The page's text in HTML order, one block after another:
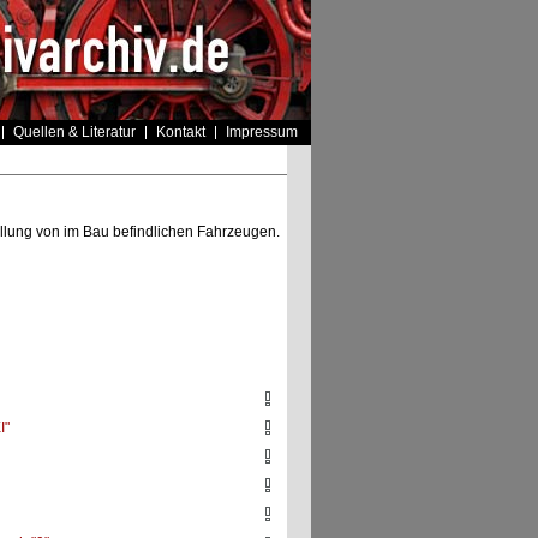
Quellen & Literatur Kontakt Impressum
von im Bau befindlichen Fahrzeugen.